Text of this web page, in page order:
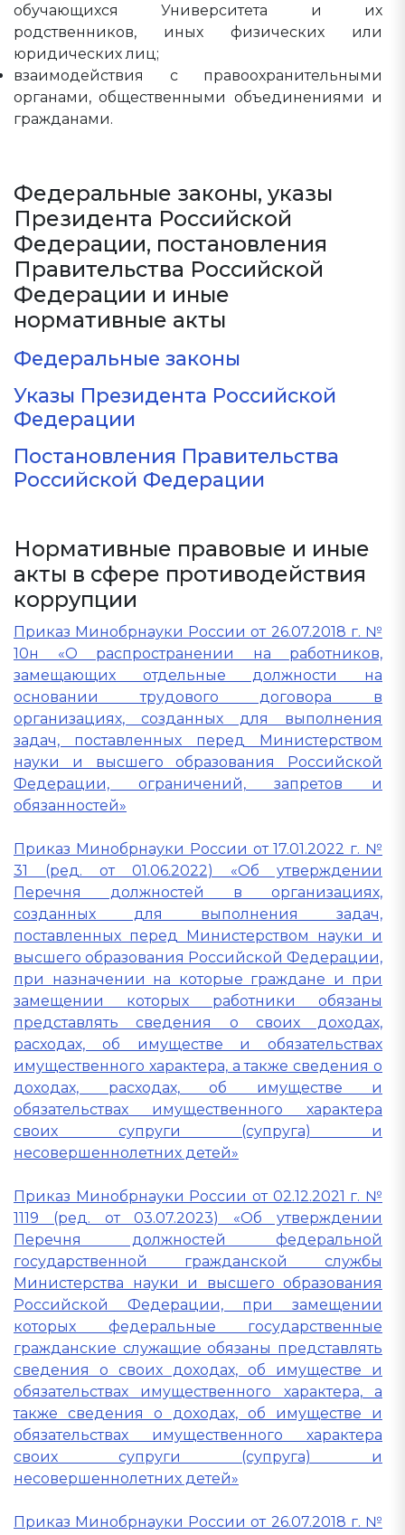
обучающихся Университета и их
родственников, иных физических или
юридических лиц;
взаимодействия с правоохранительными
органами, общественными объединениями и
гражданами.
Федеральные законы, указы
Президента Российской
Федерации, постановления
Правительства Российской
Федерации и иные
нормативные акты
Федеральные законы
Указы Президента Российской
Федерации
Постановления Правительства
Российской Федерации
Нормативные правовые и иные
акты в сфере противодействия
коррупции
Приказ Минобрнауки России от 26.07.2018 г. №
10н «О распространении на работников,
замещающих отдельные должности на
основании трудового договора в
организациях, созданных для выполнения
задач, поставленных перед Министерством
науки и высшего образования Российской
Федерации, ограничений, запретов и
обязанностей»
Приказ Минобрнауки России от 17.01.2022 г. №
31 (ред. от 01.06.2022) «Об утверждении
Перечня должностей в организациях,
созданных для выполнения задач,
поставленных перед Министерством науки и
высшего образования Российской Федерации,
при назначении на которые граждане и при
замещении которых работники обязаны
представлять сведения о своих доходах,
расходах, об имуществе и обязательствах
имущественного характера, а также сведения о
доходах, расходах, об имуществе и
обязательствах имущественного характера
своих супруги (супруга) и
несовершеннолетних детей»
Приказ Минобрнауки России от 02.12.2021 г. №
1119 (ред. от 03.07.2023) «Об утверждении
Перечня должностей федеральной
государственной гражданской службы
Министерства науки и высшего образования
Российской Федерации, при замещении
которых федеральные государственные
гражданские служащие обязаны представлять
сведения о своих доходах, об имуществе и
обязательствах имущественного характера, а
также сведения о доходах, об имуществе и
обязательствах имущественного характера
своих супруги (супруга) и
несовершеннолетних детей»
Приказ Минобрнауки России от 26.07.2018 г. №